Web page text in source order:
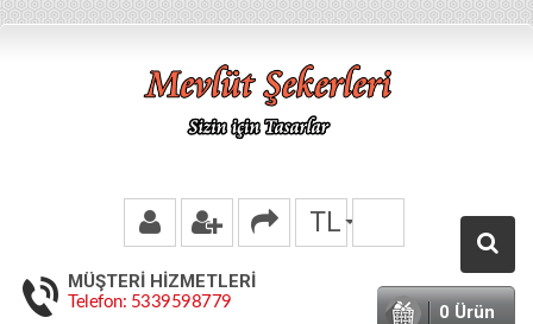
TL
MÜŞTERI HIZMETLERI
Telefon: 5339598779 0 Ürün